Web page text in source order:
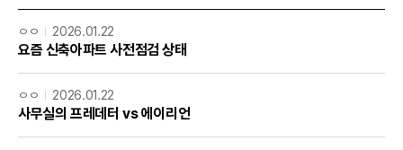
ㅇㅇ 2026.01.22
요즘 신축아파트 사전점검 상태
ㅇㅇ 2026.01.22
사무실의 프레데터 vs 에이리언